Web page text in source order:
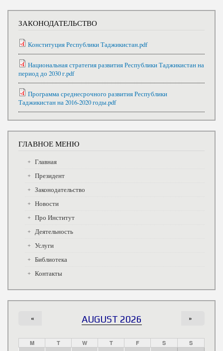
ЗАКОНОДАТЕЛЬСТВО
Конституция Республики Таджикистан.pdf
Национальная стратегия развития Республики Таджикистан на
период до 2030 г.pdf
Программа среднесрочного развития Республики
Таджикистан на 2016-2020 годы.pdf
ГЛАВНОЕ МЕНЮ
Главная
Президент
Законодательство
Новости
Про Институт
Деятельность
Услуги
Библиотека
Контакты
AUGUST 2026
« »
M T W T F S
S